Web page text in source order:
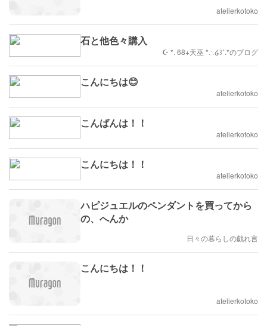
atelierkotoko
石と他色々購入
☪︎ *. 68+天巫 *∴໒꒱˚.*のブログ
こんにちは😊
atelierkotoko
こんばんは！！
atelierkotoko
こんにちは！！
atelierkotoko
ハピジュエルのペンダントを買ってから
の、へんか
日々の暮らしの戯れ言
こんにちは！！
atelierkotoko